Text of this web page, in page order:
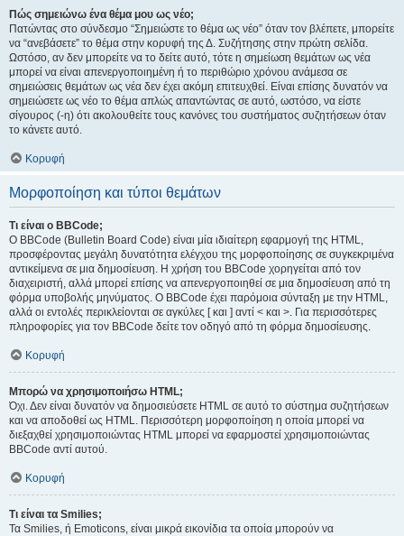
Πώς σημειώνω ένα θέμα μου ως νέο;
Πατώντας στο σύνδεσμο “Σημειώστε το θέμα ως νέο” όταν τον βλέπετε, μπορείτε
να “ανεβάσετε” το θέμα στην κορυφή της Δ. Συζήτησης στην πρώτη σελίδα.
Ωστόσο, αν δεν μπορείτε να το δείτε αυτό, τότε η σημείωση θεμάτων ως νέα
μπορεί να είναι απενεργοποιημένη ή το περιθώριο χρόνου ανάμεσα σε
σημειώσεις θεμάτων ως νέα δεν έχει ακόμη επιτευχθεί. Είναι επίσης δυνατόν να
σημειώσετε ως νέο το θέμα απλώς απαντώντας σε αυτό, ωστόσο, να είστε
σίγουρος (-η) ότι ακολουθείτε τους κανόνες του συστήματος συζητήσεων όταν
το κάνετε αυτό.
Κορυφή
Μορφοποίηση και τύποι θεμάτων
Τι είναι ο BBCode;
Ο BBCode (Bulletin Board Code) είναι μία ιδιαίτερη εφαρμογή της HTML,
προσφέροντας μεγάλη δυνατότητα ελέγχου της μορφοποίησης σε συγκεκριμένα
αντικείμενα σε μια δημοσίευση. Η χρήση του BBCode χορηγείται από τον
διαχειριστή, αλλά μπορεί επίσης να απενεργοποιηθεί σε μια δημοσίευση από τη
φόρμα υποβολής μηνύματος. Ο BBCode έχει παρόμοια σύνταξη με την HTML,
αλλά οι εντολές περικλείονται σε αγκύλες [ και ] αντί < και >. Για περισσότερες
πληροφορίες για τον BBCode δείτε τον οδηγό από τη φόρμα δημοσίευσης.
Κορυφή
Μπορώ να χρησιμοποιήσω HTML;
Όχι. Δεν είναι δυνατόν να δημοσιεύσετε HTML σε αυτό το σύστημα συζητήσεων
και να αποδοθεί ως HTML. Περισσότερη μορφοποίηση η οποία μπορεί να
διεξαχθεί χρησιμοποιώντας HTML μπορεί να εφαρμοστεί χρησιμοποιώντας
BBCode αντί αυτού.
Κορυφή
Τι είναι τα Smilies;
Τα Smilies, ή Emoticons, είναι μικρά εικονίδια τα οποία μπορούν να